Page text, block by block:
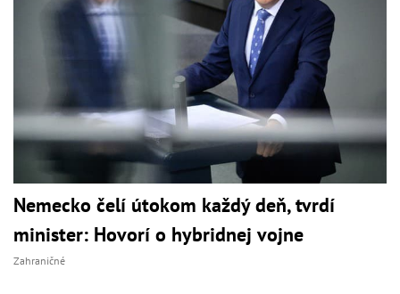
Nemecko čelí útokom každý deň, tvrdí
minister: Hovorí o hybridnej vojne
Zahraničné